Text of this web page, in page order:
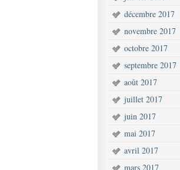
décembre 2017
novembre 2017
octobre 2017
septembre 2017
août 2017
juillet 2017
juin 2017
mai 2017
avril 2017
mars 2017